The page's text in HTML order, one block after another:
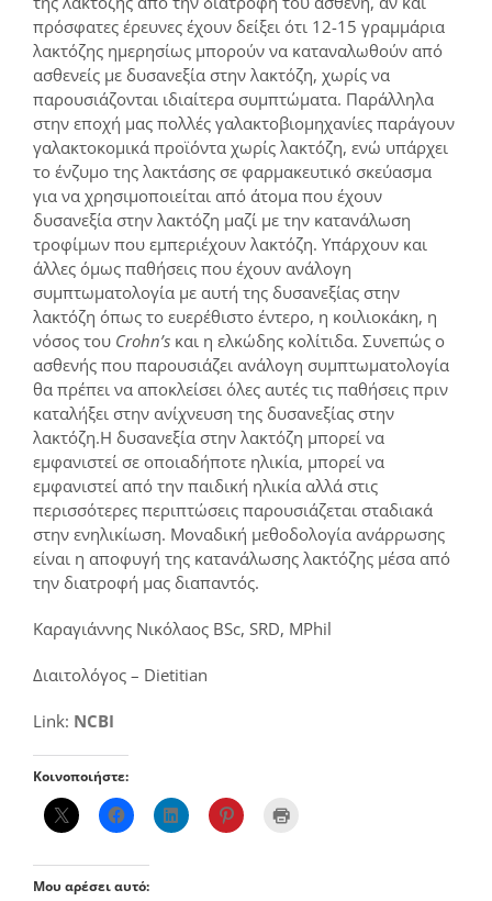
πρόσφατες έρευνες έχουν δείξει ότι 12-15 γραμμάρια
λακτόζης ημερησίως μπορούν να καταναλωθούν από
ασθενείς με δυσανεξία στην λακτόζη, χωρίς να
παρουσιάζονται ιδιαίτερα συμπτώματα. Παράλληλα
στην εποχή μας πολλές γαλακτοβιομηχανίες παράγουν
γαλακτοκομικά προϊόντα χωρίς λακτόζη, ενώ υπάρχει
το ένζυμο της λακτάσης σε φαρμακευτικό σκεύασμα
για να χρησιμοποιείται από άτομα που έχουν
δυσανεξία στην λακτόζη μαζί με την κατανάλωση
τροφίμων που εμπεριέχουν λακτόζη. Υπάρχουν και
άλλες όμως παθήσεις που έχουν ανάλογη
συμπτωματολογία με αυτή της δυσανεξίας στην
λακτόζη όπως το ευερέθιστο έντερο, η κοιλιοκάκη, η
νόσος του Crohn’s και η ελκώδης κολίτιδα. Συνεπώς ο
ασθενής που παρουσιάζει ανάλογη συμπτωματολογία
θα πρέπει να αποκλείσει όλες αυτές τις παθήσεις πριν
καταλήξει στην ανίχνευση της δυσανεξίας στην
λακτόζη.Η δυσανεξία στην λακτόζη μπορεί να
εμφανιστεί σε οποιαδήποτε ηλικία, μπορεί να
εμφανιστεί από την παιδική ηλικία αλλά στις
περισσότερες περιπτώσεις παρουσιάζεται σταδιακά
στην ενηλικίωση. Μοναδική μεθοδολογία ανάρρωσης
είναι η αποφυγή της κατανάλωσης λακτόζης μέσα από
την διατροφή μας διαπαντός.
Καραγιάννης Νικόλαος BSc, SRD, MPhil
Διαιτολόγος – Dietitian
Link: NCBI
Κοινοποιήστε:
Μου αρέσει αυτό: